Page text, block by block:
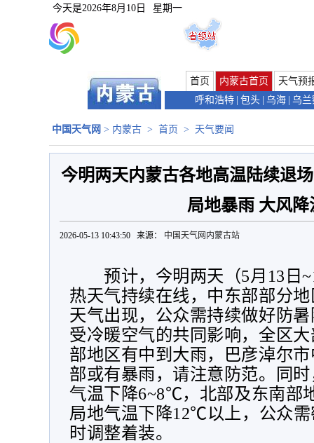
今天是2026年8月10日 星期一
首页 内蒙古首页
天气预
呼和浩特 包头 乌海 乌兰
中国天气网 > 内蒙古 > 首页 > 天气要闻
今明两天内蒙古各地高温陆续退
局地暴雨 大风降
2026-05-13 10:43:50 来源： 中国天气网内蒙古站
预计，今明两天（5月 13 日
热天气持续在线，中东部部分
天气出现，公众需持续做好防
受冷暖空气的共同影响，全区
部地区有中到大雨，巴彦淖尔
部或有暴雨，请注意防范。同
气温下降6~8℃，北部及东南部
局地气温下降12℃以上，公众需
时调整着装。